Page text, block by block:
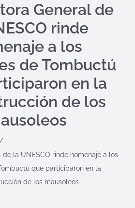
General de
rinde
a los
de Tombuctú
en la
de los
de la UNESCO rinde homenaje a los
que participaron en la
de los mausoleos